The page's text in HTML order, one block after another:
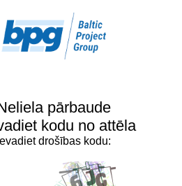
pārbaude
kodu no attēla
Ievadiet drošības kodu: